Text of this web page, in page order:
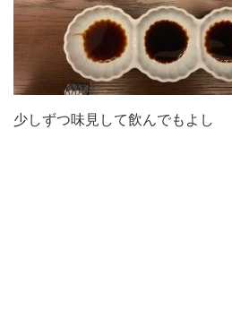
少しずつ味見して飲んでもよし